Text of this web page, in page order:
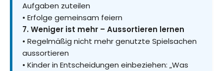
Aufgaben zuteilen
• Erfolge gemeinsam feiern
7. Weniger ist mehr – Aussortieren lernen
• Regelmäßig nicht mehr genutzte Spielsachen
aussortieren
• Kinder in Entscheidungen einbeziehen: „Was